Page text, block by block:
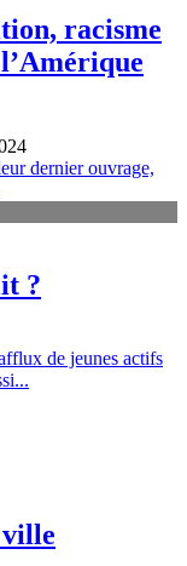
racisme
dernier ouvrage,
?
de jeunes actifs